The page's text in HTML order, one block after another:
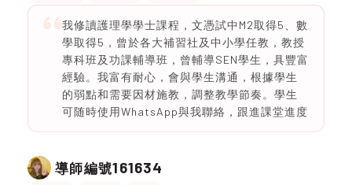
我修讀護理學學士課程，文憑試中M2取得5、數
學取得5，曾於各大補習社及中小學任教，教授
專科班及功課輔導班，曾輔導SEN學生，具豐富
經驗。我富有耐心，會與學生溝通，根據學生
的弱點和需要因材施教，調整教學節奏。學生
可随時使用WhatsApp與我聯絡，跟進課堂進度
導師編號161634